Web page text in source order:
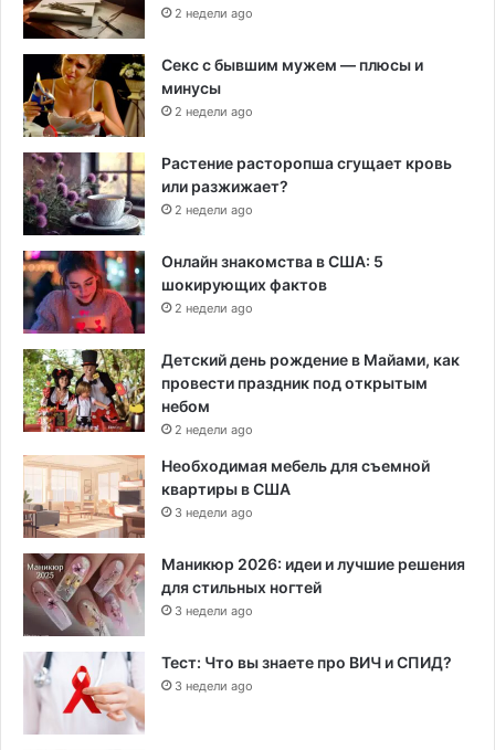
2 недели ago
Секс с бывшим мужем — плюсы и
минусы
2 недели ago
Растение расторопша сгущает кровь
или разжижает?
2 недели ago
Онлайн знакомства в США: 5
шокирующих фактов
2 недели ago
Детский день рождение в Майами, как
провести праздник под открытым
небом
2 недели ago
Необходимая мебель для съемной
квартиры в США
3 недели ago
Маникюр 2026: идеи и лучшие решения
для стильных ногтей
3 недели ago
Тест: Что вы знаете про ВИЧ и СПИД?
3 недели ago